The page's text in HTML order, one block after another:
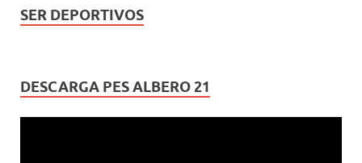
SER DEPORTIVOS
DESCARGA PES ALBERO 21